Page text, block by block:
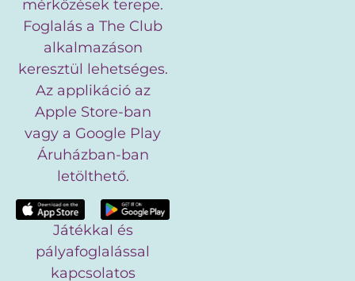
mérkőzések terepe.
Foglalás a The Club
alkalmazáson
keresztül lehetséges.
Az applikáció az
Apple Store-ban
vagy a Google Play
Áruházban-ban
letölthető.
Játékkal és
pályafoglalással
kapcsolatos